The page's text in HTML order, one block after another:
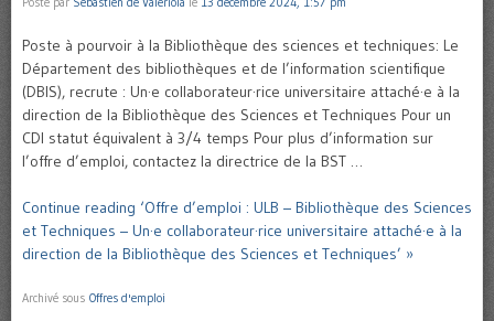
Poste à pourvoir à la Bibliothèque des sciences et techniques: Le
Département des bibliothèques et de l’information scientifique
(DBIS), recrute : Un·e collaborateur·rice universitaire attaché·e à la
direction de la Bibliothèque des Sciences et Techniques Pour un
CDI statut équivalent à 3/4 temps Pour plus d’information sur
l’offre d’emploi, contactez la directrice de la BST …
Continue reading ‘Offre d’emploi : ULB – Bibliothèque des Sciences
et Techniques – Un·e collaborateur·rice universitaire attaché·e à la
direction de la Bibliothèque des Sciences et Techniques’ »
Archivé sous Offres d'emploi